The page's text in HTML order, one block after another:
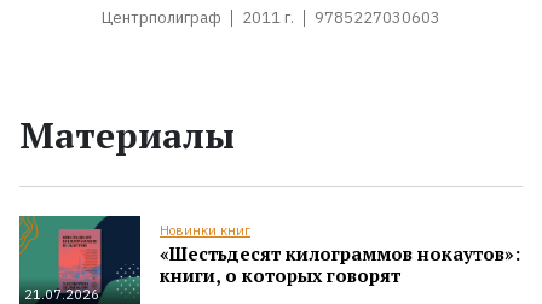
Центрполиграф 2011 г. 9785227030603
Материалы
21.07.2026
Новинки книг
«Шестьдесят килограммов нокаутов»:
книги, о которых говорят